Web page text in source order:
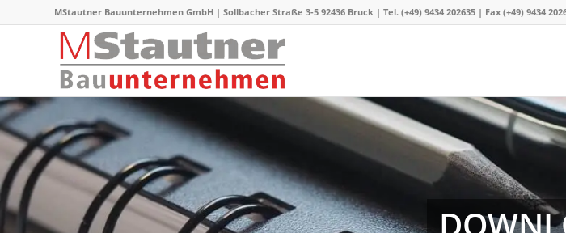
MStautner Bauunternehmen GmbH | Sollbacher Straße 3-5 92436 Bruck | Tel. (+49) 9434 202635 | Fax (+49) 9434